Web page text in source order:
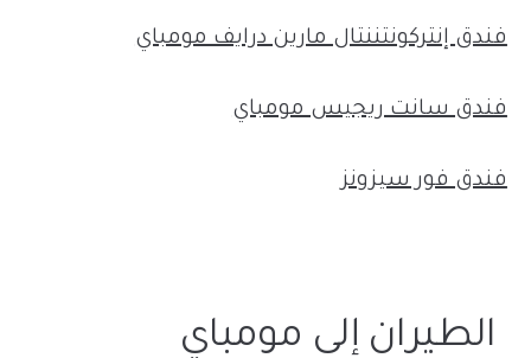
فندق إنتركونتننتال مارين درايف مومباي
فندق سانت ريجيس مومباي
فندق فور سيزونز
الطيران إلى مومباي